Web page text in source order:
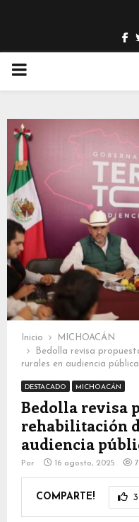
PRIMARY
Inicio
MICHOACÁN
Bedolla revisa
rurales en audiencia
DESTACADO MICHOACÁN
Bedolla revisa
rehabilitación
audiencia
Por 16 agosto, 2025
COMPARTE! 3